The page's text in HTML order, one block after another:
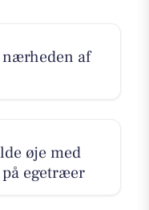
af
øje med
egetræer